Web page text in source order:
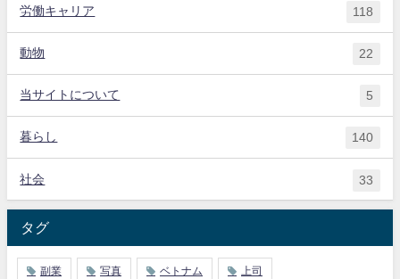
労働キャリア 118
動物 22
当サイトについて 5
暮らし 140
社会 33
タグ
副業 写真 ベトナム 上司